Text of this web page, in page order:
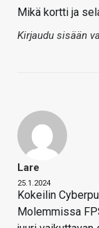
Mikä kortti ja
Kirjaudu sisään
Lare
25.1.2024
Kokeilin
Molemmissa